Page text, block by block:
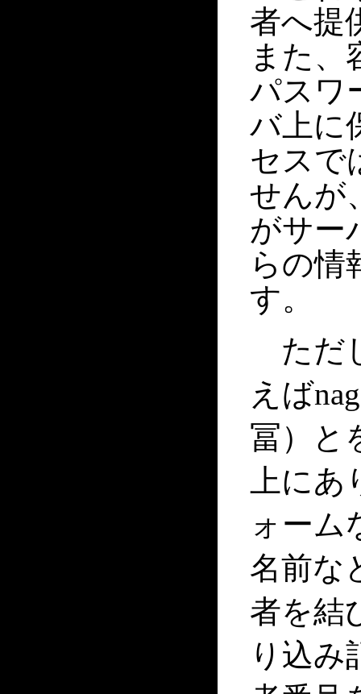
者へ提
また、
パスワ
バ上に
セスで
せんが
がサー
らの情
す。
ただ
えば
冨）と
上に
ォーム
名前な
者を結
り込み